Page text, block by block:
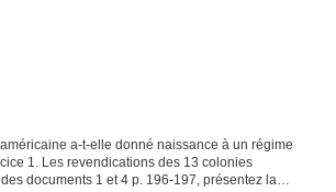
a-t-elle donné naissance à un régime
1. Les revendications des 13 colonies
documents 1 et 4 p. 196-197, présentez la